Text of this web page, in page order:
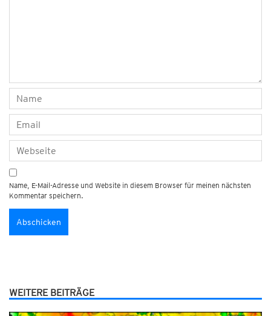
Name, E-Mail-Adresse und Website in diesem Browser für meinen nächsten
Kommentar speichern.
WEITERE BEITRÄGE